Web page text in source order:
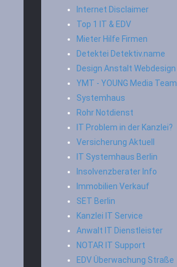
Internet Disclaimer
Top 1 IT & EDV
Mieter Hilfe Firmen
Detektei Detektiv.name
Design Anstalt Webdesign
YMT - YOUNG Media Team
Systemhaus
Rohr Notdienst
IT Problem in der Kanzlei?
Versicherung Aktuell
IT Systemhaus Berlin
Insolvenzberater Info
Immobilien Verkauf
SET Berlin
Kanzlei IT Service
Anwalt IT Dienstleister
NOTAR IT Support
EDV Überwachung Straße